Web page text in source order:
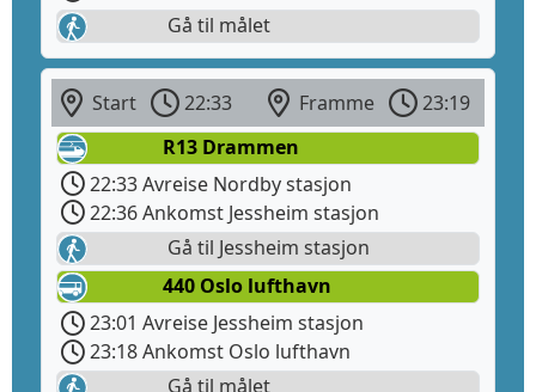
Gå til målet
Start 22:33 Framme
23:19
R13 Drammen
22:33 Avreise Nordby stasjon
22:36 Ankomst Jessheim stasjon
Gå til Jessheim stasjon
440 Oslo lufthavn
23:01 Avreise Jessheim stasjon
23:18 Ankomst Oslo lufthavn
Gå til målet